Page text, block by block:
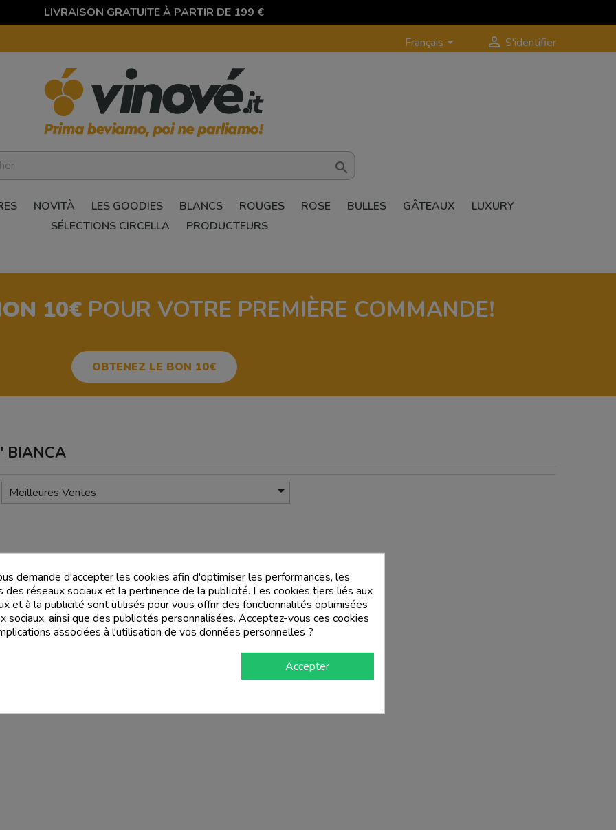
LIVRAISON GRATUITE À PARTIR DE 199 €
Français  S'identifier

NOVITÀ LES GOODIES BLANCS ROUGES ROSE BULLES GÂTEAUX
LUXURY
SÉLECTIONS CIRCELLA
PRODUCTEURS
10€ POUR VOTRE PREMIÈRE COMMANDE!
OBTENEZ LE BON 10€
BIANCA
Meilleures Ventes 
demande d'accepter les cookies afin d'optimiser les performances, les
des réseaux sociaux et la pertinence de la publicité. Les cookies tiers liés aux
et à la publicité sont utilisés pour vous offrir des fonctionnalités optimisées
sociaux, ainsi que des publicités personnalisées. Acceptez-vous ces cookies
associées à l'utilisation de vos données personnelles ?
Accepter